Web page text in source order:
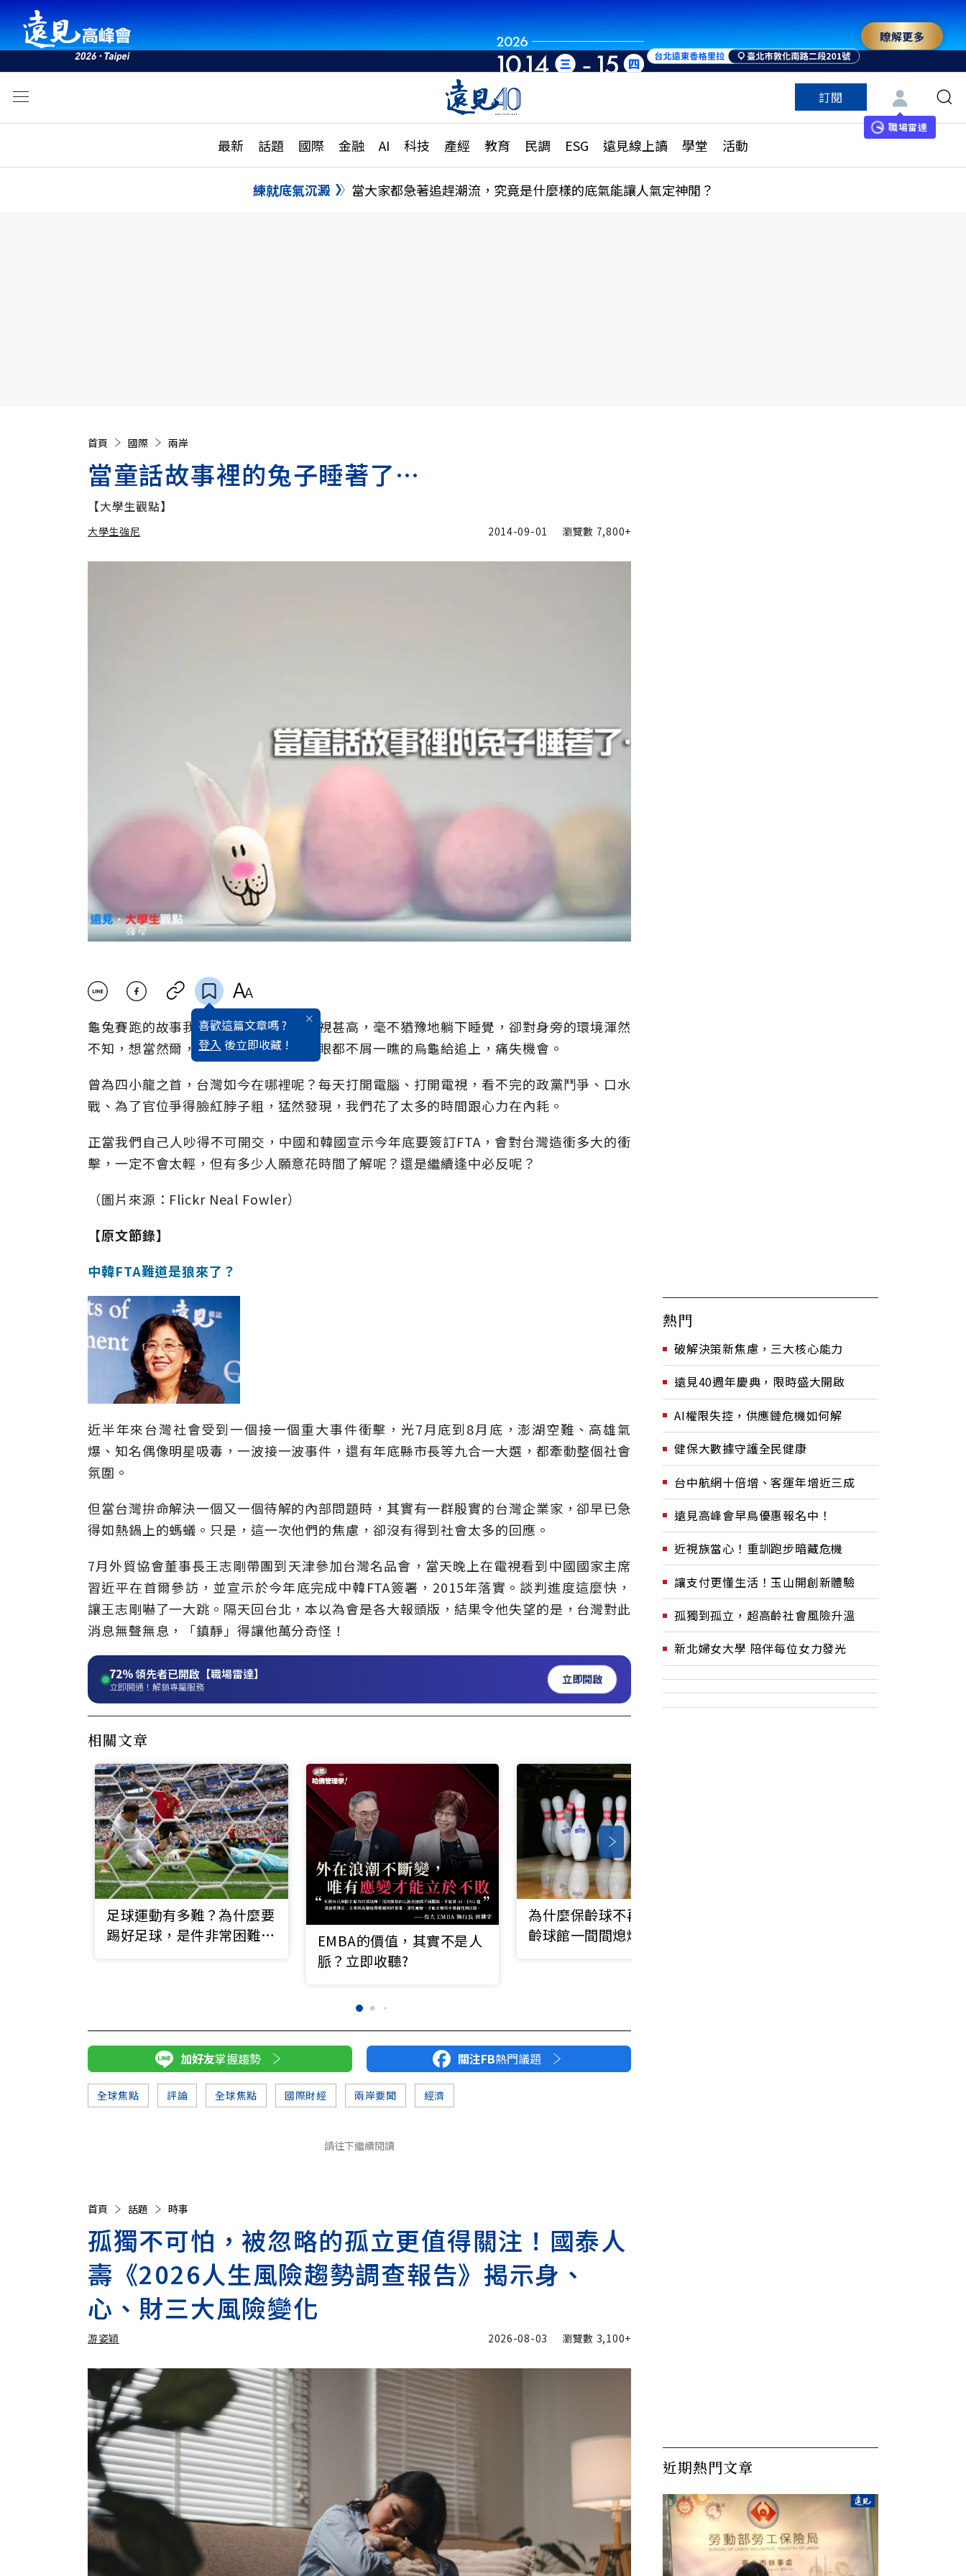
瞭解更多
訂閱
職場雷達
最新 話題 國際 金融 AI 科技 產經 教育 民調 ESG 遠見線上讀 學堂 活動
活動
話題
國際
特輯
大學升學、職涯攻略
縣市施政調查全解析
民調
更多訂閱方案
特色頻道
練就底氣沉澱 當大家都急著追趕潮流，究竟是什麼樣的底氣能讓人氣定神閒？
首頁 國際 兩岸
當童話故事裡的兔子睡著了…
【大學生觀點】
大學生強尼 2014-09-01 瀏覽數 7,800+
喜歡這篇文章嗎 ?
登入 後立即收藏 !
龜兔賽跑的故事我們都聽過，當兔子自視甚高，毫不猶豫地躺下睡覺，卻對身旁的環境渾然
不知，想當然爾，就是被後頭原先連正眼都不屑一瞧的烏龜給追上，痛失機會。
曾為四小龍之首，台灣如今在哪裡呢？每天打開電腦、打開電視，看不完的政黨鬥爭、口水
戰、為了官位爭得臉紅脖子粗，猛然發現，我們花了太多的時間跟心力在內耗。
正當我們自己人吵得不可開交，中國和韓國宣示今年底要簽訂FTA，會對台灣造衝多大的衝
擊，一定不會太輕，但有多少人願意花時間了解呢？還是繼續逢中必反呢？
（圖片來源：Flickr Neal Fowler）
【原文節錄】
中韓FTA難道是狼來了？
近半年來台灣社會受到一個接一個重大事件衝擊，光7月底到8月底，澎湖空難、高雄氣
爆、知名偶像明星吸毒，一波接一波事件，還有年底縣市長等九合一大選，都牽動整個社會
氛圍。
但當台灣拚命解決一個又一個待解的內部問題時，其實有一群殷實的台灣企業家，卻早已急
得如熱鍋上的螞蟻。只是，這一次他們的焦慮，卻沒有得到社會太多的回應。
7月外貿協會董事長王志剛帶團到天津參加台灣名品會，當天晚上在電視看到中國國家主席
習近平在首爾參訪，並宣示於今年底完成中韓FTA簽署，2015年落實。談判進度這麼快，
讓王志剛嚇了一大跳。隔天回台北，本以為會是各大報頭版，結果令他失望的是，台灣對此
消息無聲無息，「鎮靜」得讓他萬分奇怪！
72%領先者已開啟【職場雷達】
立即開通！解鎖專屬服務
立即開啟
相關文章
足球運動有多難？為什麼要
踢好足球，是件非常困難的
EMBA的價值，其實不是人
脈？立即收聽?
為什麼保齡球不再流行？保
齡球館一間間熄燈，成為時
加好友掌握趨勢 關注FB熱門議題
全球焦點 評論 全球焦點 國際財經 兩岸要聞 經濟
請往下繼續閱讀
首頁 話題 時事
孤獨不可怕，被忽略的孤立更值得關注！國泰人
壽《2026人生風險趨勢調查報告》揭示身、
心、財三大風險變化
游姿穎
游姿穎 加入追蹤
2026-08-03 瀏覽數 3,100+
熱門
破解決策新焦慮，三大核心能力
遠見40週年慶典，限時盛大開啟
AI權限失控，供應鏈危機如何解
健保大數據守護全民健康
台中航網十倍增、客運年增近三成
遠見高峰會早鳥優惠報名中！
近視族當心！重訓跑步暗藏危機
讓支付更懂生活！玉山開創新體驗
孤獨到孤立，超高齡社會風險升溫
新北婦女大學 陪伴每位女力發光
近期熱門文章